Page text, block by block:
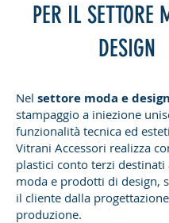
PER IL SETTORE
DESIGN
Nel settore moda e design
stampaggio a iniezione
funzionalità tecnica ed
Vitrani Accessori realizza
plastici conto terzi destinati
moda e prodotti di design,
il cliente dalla
produzione.